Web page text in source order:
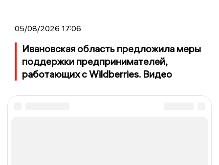
05/08/2026 17:06
Ивановская область предложила меры
поддержки предпринимателей,
работающих с Wildberries. Видео